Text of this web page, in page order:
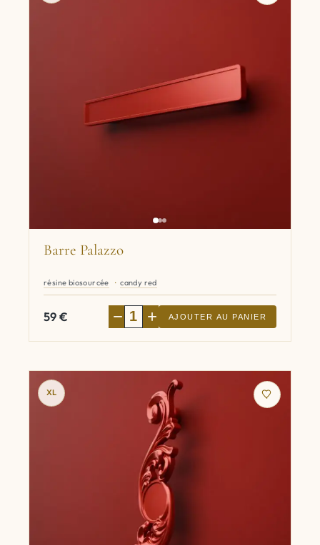
Barre Palazzo
résine biosourcée candy red
59€ − + AJOUTER AU PANIER
XL